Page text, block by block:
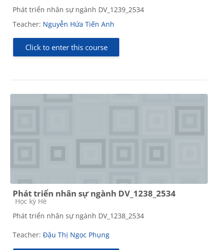
Phát triển nhân sự ngành DV_1239_2534
Teacher: Nguyễn Hứa Tiến Anh
Click to enter this course
Phát triển nhân sự ngành DV_1238_2534
Course category
Học kỳ Hè
Phát triển nhân sự ngành DV_1238_2534
Teacher: Đậu Thị Ngọc Phụng